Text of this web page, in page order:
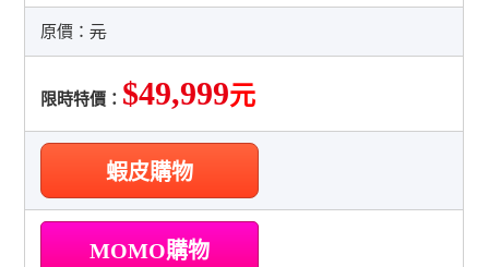
原價：元
限時特價： $49,999元
蝦皮購物
MOMO購物